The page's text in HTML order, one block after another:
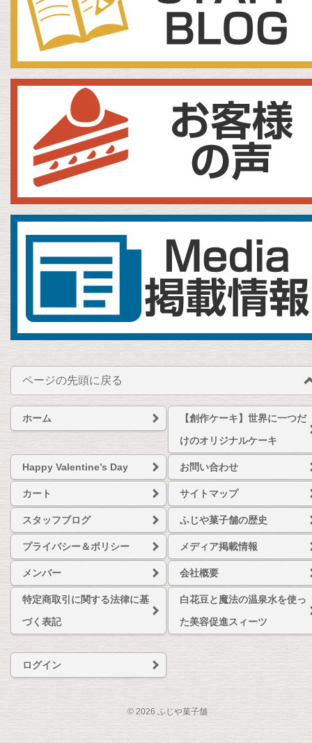
ページの先頭に戻る
ホーム
【創作ケーキ】世界に一つだ
けのオリジナルケーキ
Happy Valentine’s Day お問い合わせ
カート サイトマップ
スタッフブログ ふじや菓子舗の歴史
プライバシー＆ポリシー メディア掲載情報
メンバー 会社概要
特定商取引に関する法律に基
づく表記
白花豆と魔法の温泉水を使っ
た美容促進スィーツ
ログイン
© 2026 ふじや菓子舗